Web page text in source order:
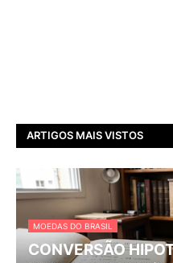
ARTIGOS MAIS VISTOS
MOEDAS DO BRASIL
CONVERSÃO